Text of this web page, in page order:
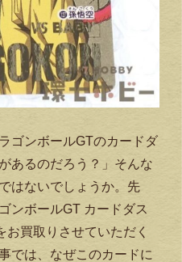
ゴンボールGTのカードダ
あるのだろう？」そんな
はないでしょうか。先
ンボールGT カードダス
買取りさせていただく
では、なぜこのカードに